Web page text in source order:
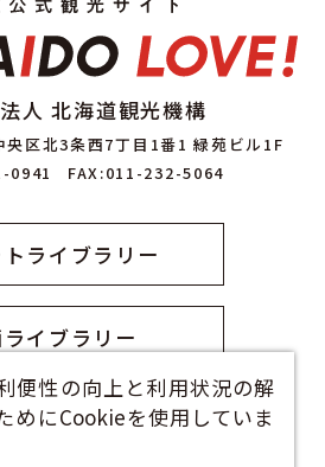
人 北海道観光機構
区北3条西7丁目1番1 緑苑ビル1F
0941
FAX:011-232-5064
ライブラリー
イブラリー
料
便性の向上と利用状況の解
めにCookieを使用していま